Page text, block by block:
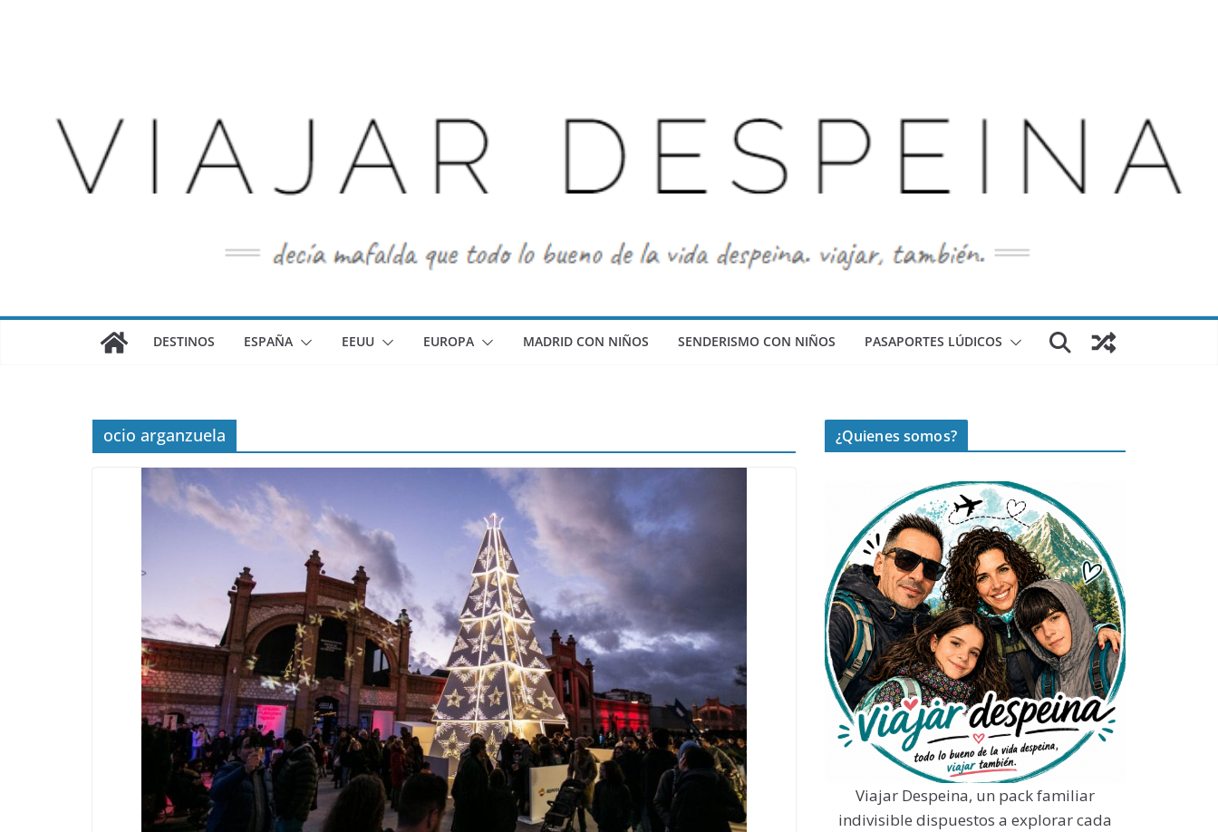
DESTINOS ESPAÑA EEUU EUROPA MADRID CON NIÑOS SENDERISMO CON NIÑOS PASAPORTES LÚDICOS
ocio arganzuela ¿Quienes somos?
Viajar Despeina, un pack familiar
indivisible dispuestos a explorar cada